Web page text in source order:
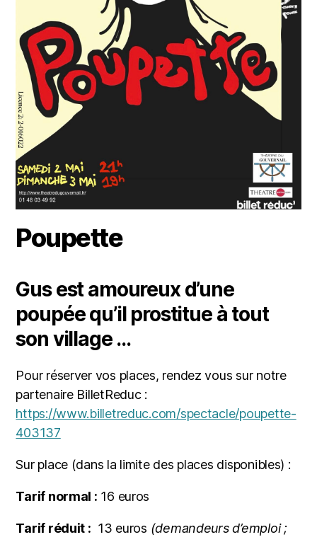
Poupette
Gus est amoureux d’une
poupée qu’il prostitue à tout
son village …
Pour réserver vos places, rendez vous sur notre
partenaire BilletReduc :
https://www.billetreduc.com/spectacle/poupette-
403137
Sur place (dans la limite des places disponibles) :
Tarif normal : 16 euros
Tarif réduit : 13 euros (demandeurs d’emploi ;